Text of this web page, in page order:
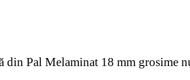
Pal Melaminat 18 mm grosime